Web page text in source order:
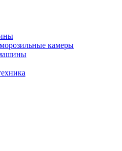
камеры